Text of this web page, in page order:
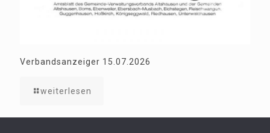
Verbandsanzeiger 15.07.2026
weiterlesen